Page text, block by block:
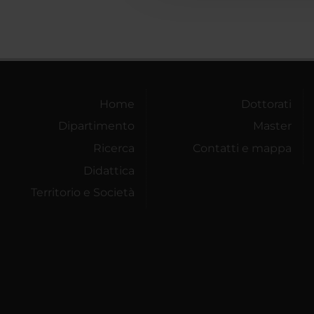
Home
Dipartimento
Ricerca
Didattica
Territorio e Società
Dottorati
Master
Contatti e mappa